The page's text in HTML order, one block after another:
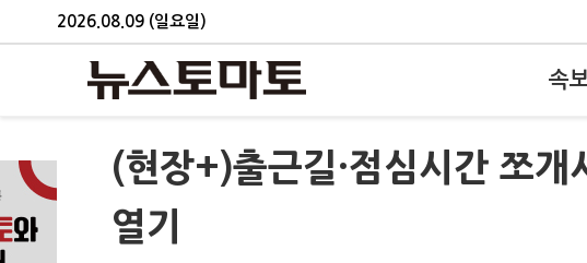
2026.08.09 (일요일)
속
(현장+)출근길·점심시간 쪼
열기